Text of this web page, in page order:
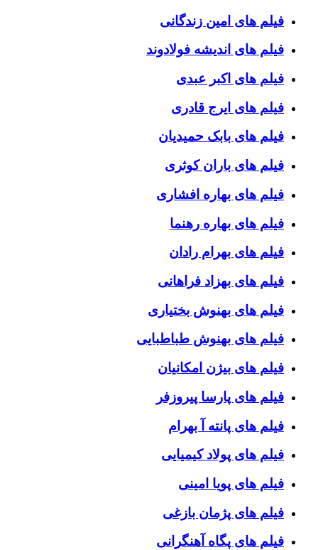
فیلم های امین زندگانی
فیلم های اندیشه فولادوند
فیلم های اکبر عبدی
فیلم های ایرج قادری
فیلم های بابک حمیدیان
فیلم های باران کوثری
فیلم های بهاره افشاری
فیلم های بهاره رهنما
فیلم های بهرام رادان
فیلم های بهزاد فراهانی
فیلم های بهنوش بختیاری
فیلم های بهنوش طباطبایی
فیلم های بیژن امکانیان
فیلم های پارسا پیروزفر
فیلم های پانته آ بهرام
فیلم های پولاد کیمیایی
فیلم های پویا امینی
فیلم های پژمان بازغی
فیلم های پگاه آهنگرانی